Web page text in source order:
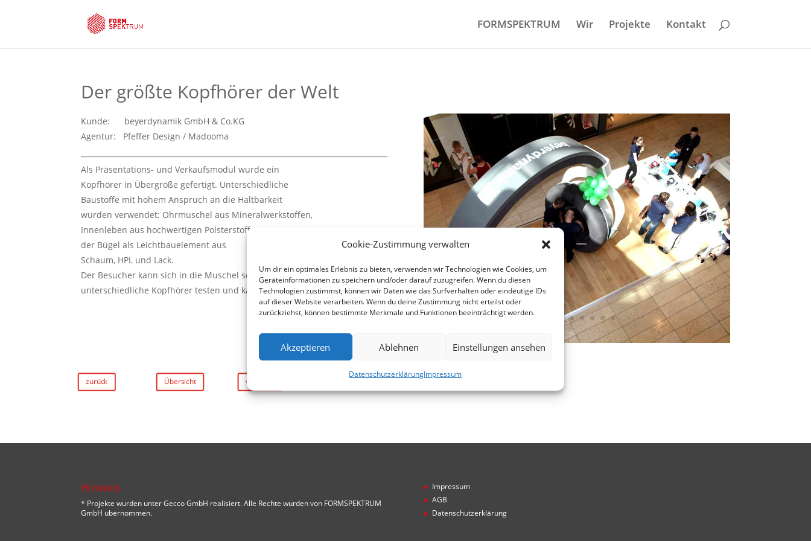
Cookie-Zustimmung verwalten
Um dir ein optimales Erlebnis zu bieten, verwenden wir Technologien wie Cookies, um
Geräteinformationen zu speichern und/oder darauf zuzugreifen. Wenn du diesen
Technologien zustimmst, können wir Daten wie das Surfverhalten oder eindeutige IDs
auf dieser Website verarbeiten. Wenn du deine Zustimmung nicht erteilst oder
zurückziehst, können bestimmte Merkmale und Funktionen beeinträchtigt werden.
Akzeptieren Ablehnen Einstellungen ansehen
DatenschutzerklärungImpressum
FORMSPEKTRUM Wir Projekte Kontakt
Der größte Kopfhörer der Welt
Kunde: beyerdynamik GmbH & Co.KG
Agentur: Pfeffer Design / Madooma
Als Präsentations- und Verkaufsmodul wurde ein
Kopfhörer in Übergröße gefertigt. Unterschiedliche
Baustoffe mit hohem Anspruch an die Haltbarkeit
wurden verwendet: Ohrmuschel aus Mineralwerkstoffen,
Innenleben aus hochwertigen Polsterstoffen,
der Bügel als Leichtbauelement aus
Schaum, HPL und Lack.
Der Besucher kann sich in die Muschel setzen und
unterschiedliche Kopfhörer testen und kaufen.
zurück Übersicht vorwärts
Hinweis
* Projekte wurden unter Gecco GmbH realisiert. Alle Rechte wurden von FORMSPEKTRUM
GmbH übernommen.
Impressum
AGB
Datenschutzerklärung